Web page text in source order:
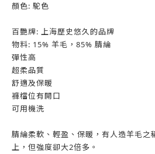
顏色: 駝色
百艷牌: 上海歷史悠久的品牌
物料: 15% 羊毛，85% 腈綸
彈性高
超柔品質
舒適及保暖
褲檔位有開口
可用機洗
腈綸柔軟、輕盈、保暖，有人造羊毛之
上，但強度卻大2倍多。